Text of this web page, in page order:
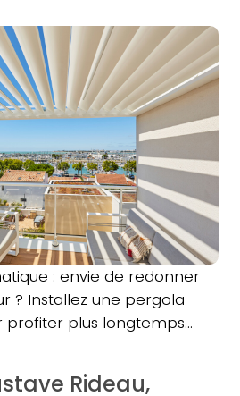
: envie de redonner
? Installez une pergola
profiter plus longtemps…
Rideau,